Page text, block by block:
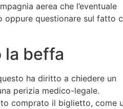
aerea che l’eventuale
questionare sul fatto
la beffa
ha diritto a chiedere un
perizia medico-legale.
comprato il biglietto, come